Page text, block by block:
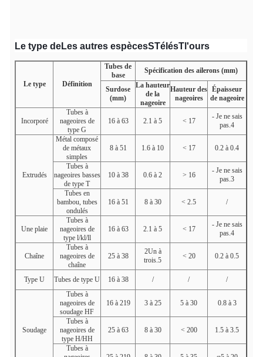
Le type deLes autres espècesSTélésT l'ours
Le type Définition
Tubes de
base
Spécification des ailerons (mm)
Surdose
(mm)
La hauteur
de la
nageoire
Hauteur des
nageoires
Épaisseur
de nageoire
Incorporé
Tubes à
nageoires de
type G
16 à 63 2.1 à 5 < 17
- Je ne sais
pas.4
Extrudés
Métal composé
de métaux
simples
8 à 51 1.6 à 10 < 17 0.2 à 0.4
Tubes à
nageoires basses
de type T
10 à 38 0.6 à 2 > 16
- Je ne sais
pas.3
Tubes en
bambou, tubes
ondulés
16 à 51 8 à 30 < 2.5 /
Une plaie
Tubes à
nageoires de
type l/kl/ll
16 à 63 2.1 à 5 < 17
- Je ne sais
pas.4
Chaîne
Tubes à
nageoires de
chaîne
25 à 38
2Un à
trois.5
< 20 0.2 à 0.5
Type U Tubes de type U 16 à 38 / / /
Soudage
Tubes à
nageoires de
soudage HF
16 à 219 3 à 25 5 à 30 0.8 à 3
Tubes à
nageoires de
type H/HH
25 à 63 8 à 30 < 200 1.5 à 3.5
Tubes à